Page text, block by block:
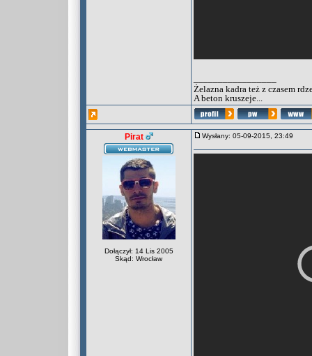
Żelazna kadra też z czasem
A beton kruszeje...
Pirat
Dołączył: 14 Lis 2005
Skąd: Wrocław
Wysłany: 05-09-2015, 23:49